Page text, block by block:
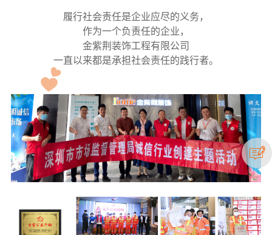
履行社会责任是企业应尽的义务，
作为一个负责任的企业，
金紫荆装饰工程有限公司
一直以来都是承担社会责任的践行者。